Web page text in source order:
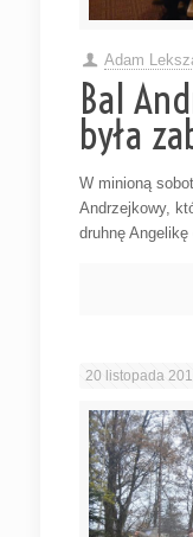
Adam
Bal
była
W minioną
Andrzejkowy,
druhnę
20 listopada